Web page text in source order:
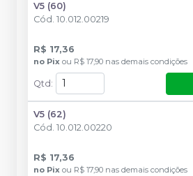
V5 (60)
Cód. 10.012.00219
R$ 17,36
no Pix ou R$ 17,90 nas demais condições
Qtd :
V5 (62)
Cód. 10.012.00220
R$ 17,36
no Pix ou R$ 17,90 nas demais condições